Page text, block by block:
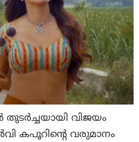
തുടർച്ചയായി വിജയം
കപൂറിന്റെ വരുമാനം